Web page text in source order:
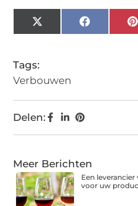
X
(Twitter)
Facebook
Tags:
Verbouwen
Delen:
Meer Berichten
Een
voor uw